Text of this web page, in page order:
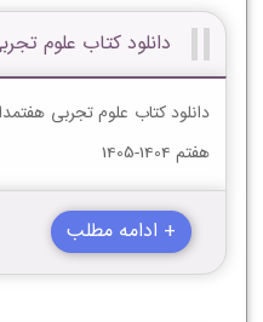
دانلود کتاب علوم
دانلود کتاب علوم تجربی
هفتم 1404-1405
+ ادامه مطلب